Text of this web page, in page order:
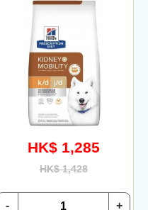
HK$ 1,285
HK$ 1,428
+
-